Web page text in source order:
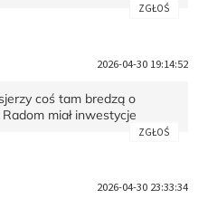
ZGŁOŚ
2026-04-30 19:14:52
coś tam bredzą o
miał inwestycje
ZGŁOŚ
2026-04-30 23:33:34